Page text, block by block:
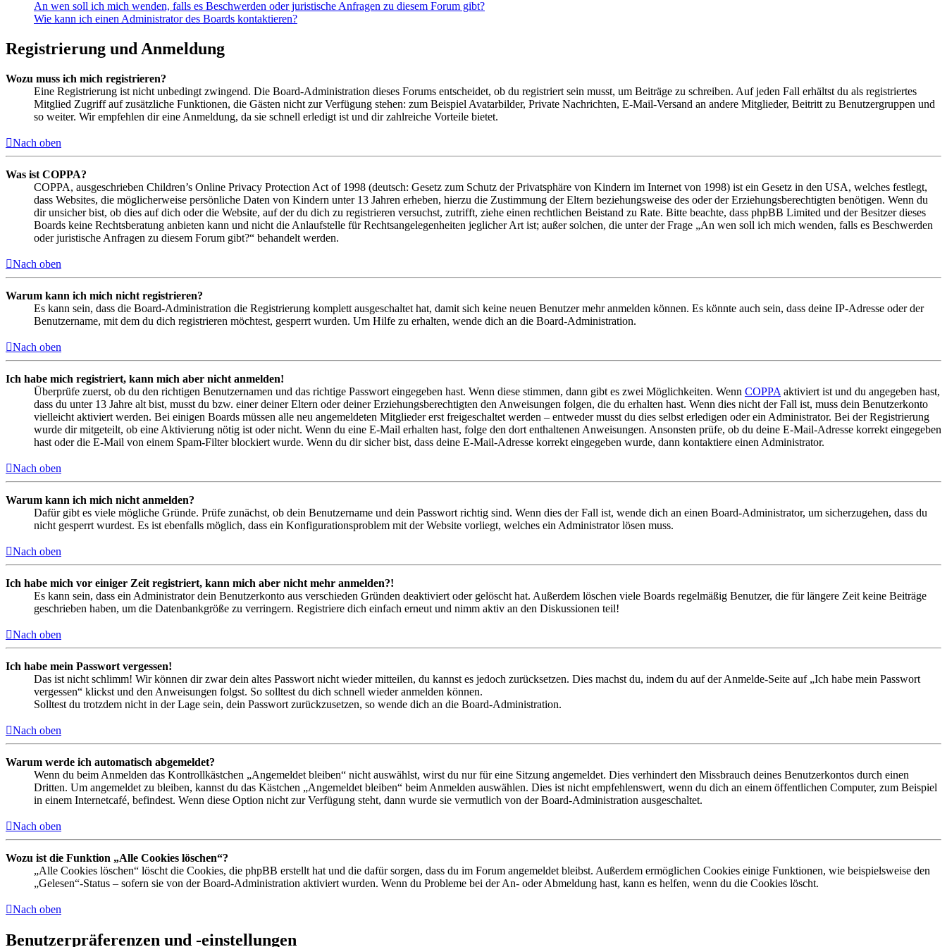
An wen soll ich mich wenden, falls es Beschwerden oder juristische Anfragen zu diesem Forum gibt?
Wie kann ich einen Administrator des Boards kontaktieren?
Registrierung und Anmeldung
Wozu muss ich mich registrieren?
Eine Registrierung ist nicht unbedingt zwingend. Die Board-Administration dieses Forums entscheidet, ob du registriert sein musst, um Beiträge zu schreiben. Auf jeden Fall erhältst du als registriertes
Mitglied Zugriff auf zusätzliche Funktionen, die Gästen nicht zur Verfügung stehen: zum Beispiel Avatarbilder, Private Nachrichten, E-Mail-Versand an andere Mitglieder, Beitritt zu Benutzergruppen und
so weiter. Wir empfehlen dir eine Anmeldung, da sie schnell erledigt ist und dir zahlreiche Vorteile bietet.
Nach oben
Was ist COPPA?
COPPA, ausgeschrieben Children’s Online Privacy Protection Act of 1998 (deutsch: Gesetz zum Schutz der Privatsphäre von Kindern im Internet von 1998) ist ein Gesetz in den USA, welches festlegt,
dass Websites, die möglicherweise persönliche Daten von Kindern unter 13 Jahren erheben, hierzu die Zustimmung der Eltern beziehungsweise des oder der Erziehungsberechtigten benötigen. Wenn du
dir unsicher bist, ob dies auf dich oder die Website, auf der du dich zu registrieren versuchst, zutrifft, ziehe einen rechtlichen Beistand zu Rate. Bitte beachte, dass phpBB Limited und der Besitzer dieses
Boards keine Rechtsberatung anbieten kann und nicht die Anlaufstelle für Rechtsangelegenheiten jeglicher Art ist; außer solchen, die unter der Frage „An wen soll ich mich wenden, falls es Beschwerden
oder juristische Anfragen zu diesem Forum gibt?“ behandelt werden.
Nach oben
Warum kann ich mich nicht registrieren?
Es kann sein, dass die Board-Administration die Registrierung komplett ausgeschaltet hat, damit sich keine neuen Benutzer mehr anmelden können. Es könnte auch sein, dass deine IP-Adresse oder der
Benutzername, mit dem du dich registrieren möchtest, gesperrt wurden. Um Hilfe zu erhalten, wende dich an die Board-Administration.
Nach oben
Ich habe mich registriert, kann mich aber nicht anmelden!
Überprüfe zuerst, ob du den richtigen Benutzernamen und das richtige Passwort eingegeben hast. Wenn diese stimmen, dann gibt es zwei Möglichkeiten. Wenn COPPA aktiviert ist und du angegeben hast,
dass du unter 13 Jahre alt bist, musst du bzw. einer deiner Eltern oder deiner Erziehungsberechtigten den Anweisungen folgen, die du erhalten hast. Wenn dies nicht der Fall ist, muss dein Benutzerkonto
vielleicht aktiviert werden. Bei einigen Boards müssen alle neu angemeldeten Mitglieder erst freigeschaltet werden – entweder musst du dies selbst erledigen oder ein Administrator. Bei der Registrierung
wurde dir mitgeteilt, ob eine Aktivierung nötig ist oder nicht. Wenn du eine E-Mail erhalten hast, folge den dort enthaltenen Anweisungen. Ansonsten prüfe, ob du deine E-Mail-Adresse korrekt eingegeben
hast oder die E-Mail von einem Spam-Filter blockiert wurde. Wenn du dir sicher bist, dass deine E-Mail-Adresse korrekt eingegeben wurde, dann kontaktiere einen Administrator.
Nach oben
Warum kann ich mich nicht anmelden?
Dafür gibt es viele mögliche Gründe. Prüfe zunächst, ob dein Benutzername und dein Passwort richtig sind. Wenn dies der Fall ist, wende dich an einen Board-Administrator, um sicherzugehen, dass du
nicht gesperrt wurdest. Es ist ebenfalls möglich, dass ein Konfigurationsproblem mit der Website vorliegt, welches ein Administrator lösen muss.
Nach oben
Ich habe mich vor einiger Zeit registriert, kann mich aber nicht mehr anmelden?!
Es kann sein, dass ein Administrator dein Benutzerkonto aus verschieden Gründen deaktiviert oder gelöscht hat. Außerdem löschen viele Boards regelmäßig Benutzer, die für längere Zeit keine Beiträge
geschrieben haben, um die Datenbankgröße zu verringern. Registriere dich einfach erneut und nimm aktiv an den Diskussionen teil!
Nach oben
Ich habe mein Passwort vergessen!
Das ist nicht schlimm! Wir können dir zwar dein altes Passwort nicht wieder mitteilen, du kannst es jedoch zurücksetzen. Dies machst du, indem du auf der Anmelde-Seite auf „Ich habe mein Passwort
vergessen“ klickst und den Anweisungen folgst. So solltest du dich schnell wieder anmelden können.
Solltest du trotzdem nicht in der Lage sein, dein Passwort zurückzusetzen, so wende dich an die Board-Administration.
Nach oben
Warum werde ich automatisch abgemeldet?
Wenn du beim Anmelden das Kontrollkästchen „Angemeldet bleiben“ nicht auswählst, wirst du nur für eine Sitzung angemeldet. Dies verhindert den Missbrauch deines Benutzerkontos durch einen
Dritten. Um angemeldet zu bleiben, kannst du das Kästchen „Angemeldet bleiben“ beim Anmelden auswählen. Dies ist nicht empfehlenswert, wenn du dich an einem öffentlichen Computer, zum Beispiel
in einem Internetcafé, befindest. Wenn diese Option nicht zur Verfügung steht, dann wurde sie vermutlich von der Board-Administration ausgeschaltet.
Nach oben
Wozu ist die Funktion „Alle Cookies löschen“?
„Alle Cookies löschen“ löscht die Cookies, die phpBB erstellt hat und die dafür sorgen, dass du im Forum angemeldet bleibst. Außerdem ermöglichen Cookies einige Funktionen, wie beispielsweise den
„Gelesen“-Status – sofern sie von der Board-Administration aktiviert wurden. Wenn du Probleme bei der An- oder Abmeldung hast, kann es helfen, wenn du die Cookies löscht.
Nach oben
Benutzerpräferenzen und -einstellungen